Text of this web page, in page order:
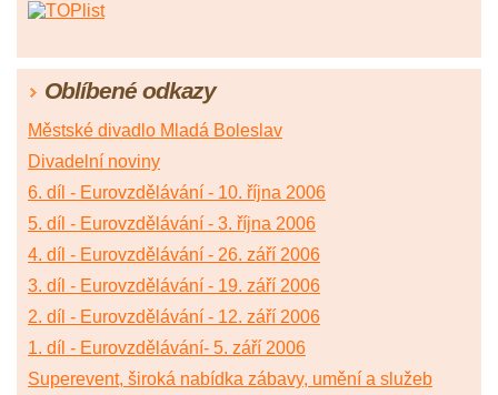
Oblíbené odkazy
Městské divadlo Mladá Boleslav
Divadelní noviny
6. díl - Eurovzdělávání - 10. října 2006
5. díl - Eurovzdělávání - 3. října 2006
4. díl - Eurovzdělávání - 26. září 2006
3. díl - Eurovzdělávání - 19. září 2006
2. díl - Eurovzdělávání - 12. září 2006
1. díl - Eurovzdělávání- 5. září 2006
Superevent, široká nabídka zábavy, umění a služeb